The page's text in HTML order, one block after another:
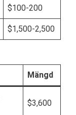
$100-200
$1,500-2,500
Mängd
$3,600